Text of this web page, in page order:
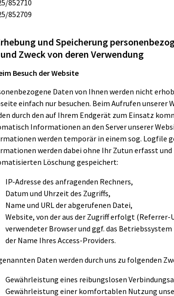
852710
852709
und Speicherung
Zweck von deren Verwendung
Besuch der Website
Daten von Ihnen werden nicht
einfach nur besuchen. Beim Aufrufen unserer
durch den auf Ihrem Endgerät zum Einsatz
Informationen an den Server unserer
werden temporär in einem sog. Logfile
werden dabei ohne Ihr Zutun erfasst und
Löschung gespeichert:
IP-Adresse des anfragenden Rechners,
Datum und Uhrzeit des Zugriffs,
Name und URL der abgerufenen Datei,
Website, von der aus der Zugriff erfolgt (Referrer-
verwendeter Browser und ggf. das Betriebssystem
der Name Ihres Access-Providers.
Daten werden durch uns zu folgenden
Gewährleistung eines reibungslosen
Gewährleistung einer komfortablen Nutzung